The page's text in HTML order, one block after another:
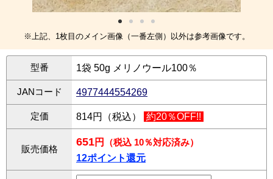
※上記、1枚目のメイン画像（一番左側）以外は参考画像です。
型番 1袋 50g メリノウール100％
JANコード 4977444554269
定価 814円（税込） 約20％OFF!!
販売価格
651円
（税込 10％対応済み）
12ポイント還元